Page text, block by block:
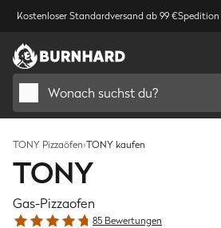
Kostenloser Standardversand ab 99 €Spedition
Wonach suchst du?
TONY Pizzaöfen›TONY kaufen
TONY
Gas-Pizzaofen
85 Bewertungen